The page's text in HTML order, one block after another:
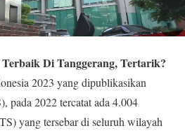
Di Tanggerang, Tertarik?
2023 yang dipublikasikan
pada 2022 tercatat ada 4.004
yang tersebar di seluruh wilayah